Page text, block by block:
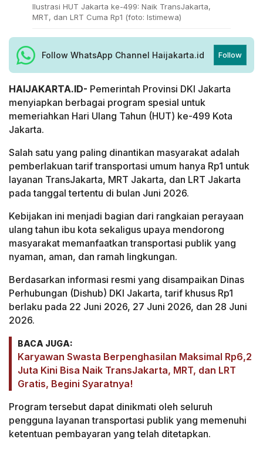
Ilustrasi HUT Jakarta ke-499: Naik TransJakarta,
MRT, dan LRT Cuma Rp1 (foto: Istimewa)
Follow WhatsApp Channel Haijakarta.id Follow
HAIJAKARTA.ID- Pemerintah Provinsi DKI Jakarta
menyiapkan berbagai program spesial untuk
memeriahkan Hari Ulang Tahun (HUT) ke-499 Kota
Jakarta.
Salah satu yang paling dinantikan masyarakat adalah
pemberlakuan tarif transportasi umum hanya Rp1 untuk
layanan TransJakarta, MRT Jakarta, dan LRT Jakarta
pada tanggal tertentu di bulan Juni 2026.
Kebijakan ini menjadi bagian dari rangkaian perayaan
ulang tahun ibu kota sekaligus upaya mendorong
masyarakat memanfaatkan transportasi publik yang
nyaman, aman, dan ramah lingkungan.
Berdasarkan informasi resmi yang disampaikan Dinas
Perhubungan (Dishub) DKI Jakarta, tarif khusus Rp1
berlaku pada 22 Juni 2026, 27 Juni 2026, dan 28 Juni
2026.
BACA JUGA:
Karyawan Swasta Berpenghasilan Maksimal Rp6,2
Juta Kini Bisa Naik TransJakarta, MRT, dan LRT
Gratis, Begini Syaratnya!
Program tersebut dapat dinikmati oleh seluruh
pengguna layanan transportasi publik yang memenuhi
ketentuan pembayaran yang telah ditetapkan.